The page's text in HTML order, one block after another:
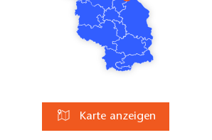
Karte anzeigen